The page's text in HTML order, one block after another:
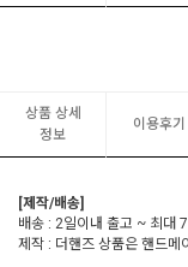
상품 상세
정보
이용후기
[제작/배송]
배송 : 2일이내 출고 ~ 최대
제작 : 더핸즈 상품은 핸드메